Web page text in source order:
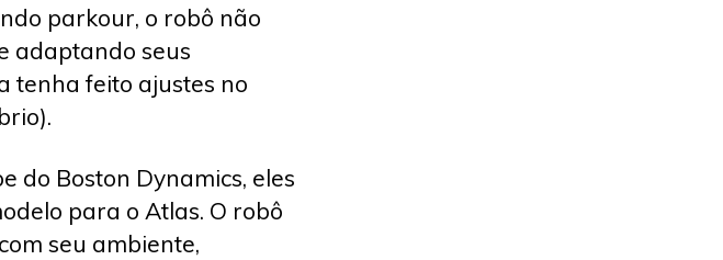
parkour, o robô não
adaptando seus
tenha feito ajustes no
do Boston Dynamics, eles
para o Atlas. O robô
seu ambiente,